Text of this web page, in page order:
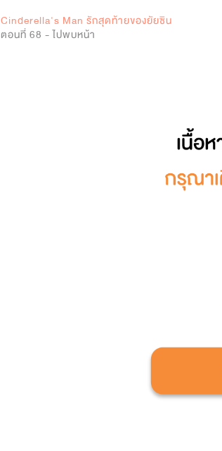
Cinderella's Man รักสุดท้ายของยัยซิน
ตอนที่ 68 - ไปพบหน้า